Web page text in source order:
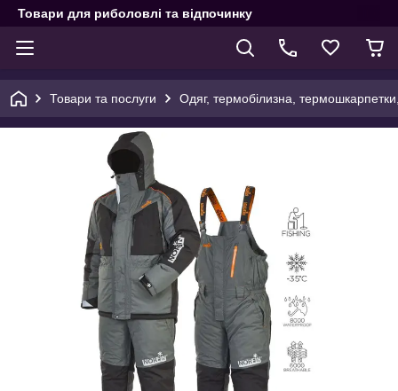
Товари для риболовлі та відпочинку
Товари та послуги Одяг, термобілизна,